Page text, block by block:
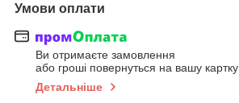
Умови оплати
Ви отримаєте замовлення
або гроші повернуться на вашу картку
Детальніше